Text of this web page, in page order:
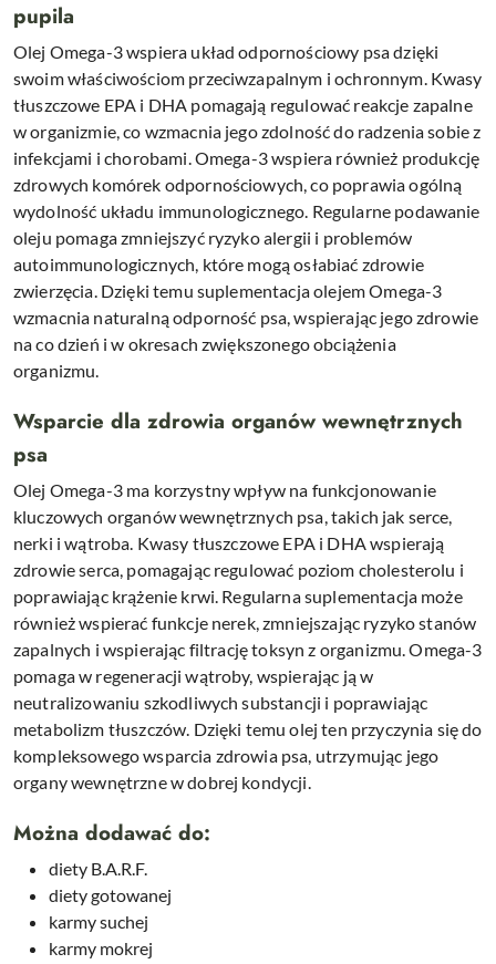
pupila
Olej Omega-3 wspiera układ odpornościowy psa dzięki
swoim właściwościom przeciwzapalnym i ochronnym. Kwasy
tłuszczowe EPA i DHA pomagają regulować reakcje zapalne
w organizmie, co wzmacnia jego zdolność do radzenia sobie z
infekcjami i chorobami. Omega-3 wspiera również produkcję
zdrowych komórek odpornościowych, co poprawia ogólną
wydolność układu immunologicznego. Regularne podawanie
oleju pomaga zmniejszyć ryzyko alergii i problemów
autoimmunologicznych, które mogą osłabiać zdrowie
zwierzęcia. Dzięki temu suplementacja olejem Omega-3
wzmacnia naturalną odporność psa, wspierając jego zdrowie
na co dzień i w okresach zwiększonego obciążenia
organizmu.
Wsparcie dla zdrowia organów wewnętrznych
psa
Olej Omega-3 ma korzystny wpływ na funkcjonowanie
kluczowych organów wewnętrznych psa, takich jak serce,
nerki i wątroba. Kwasy tłuszczowe EPA i DHA wspierają
zdrowie serca, pomagając regulować poziom cholesterolu i
poprawiając krążenie krwi. Regularna suplementacja może
również wspierać funkcje nerek, zmniejszając ryzyko stanów
zapalnych i wspierając filtrację toksyn z organizmu. Omega-3
pomaga w regeneracji wątroby, wspierając ją w
neutralizowaniu szkodliwych substancji i poprawiając
metabolizm tłuszczów. Dzięki temu olej ten przyczynia się do
kompleksowego wsparcia zdrowia psa, utrzymując jego
organy wewnętrzne w dobrej kondycji.
Można dodawać do:
diety B.A.R.F.
diety gotowanej
karmy suchej
karmy mokrej